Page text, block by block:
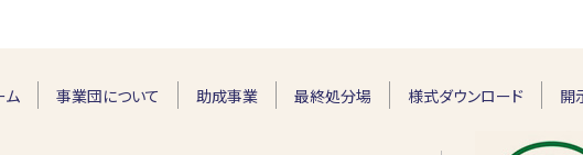
ム 事業団について 助成事業 最終処分場 様式ダウンロード 開